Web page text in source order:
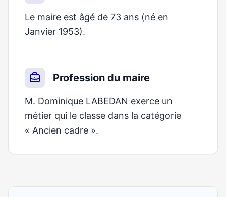
Le maire est âgé de 73 ans (né en
Janvier 1953).
Profession du maire
M. Dominique LABEDAN exerce un
métier qui le classe dans la catégorie
« Ancien cadre ».